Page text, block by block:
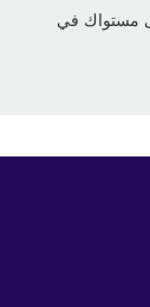
مستواك في